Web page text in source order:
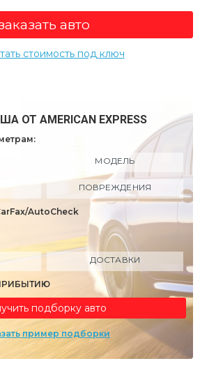
авто
стоимость под ключ
ОТ AMERICAN EXPRESS
МОДЕЛЬ
ПОВРЕЖДЕНИЯ
AutoCheck
ДОСТАВКИ
подборку авто
пример подборки